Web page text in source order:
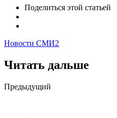
Поделиться этой статьей
Новости СМИ2
Читать дальше
Post
Предыдущий